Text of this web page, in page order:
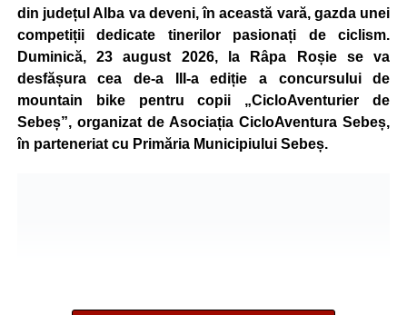
din județul Alba va deveni, în această vară, gazda unei
competiții dedicate tinerilor pasionați de ciclism.
Duminică, 23 august 2026, la Râpa Roșie se va
desfășura cea de-a III-a ediție a concursului de
mountain bike pentru copii „CicloAventurier de
Sebeș”, organizat de Asociația CicloAventura Sebeș,
în parteneriat cu Primăria Municipiului Sebeș.